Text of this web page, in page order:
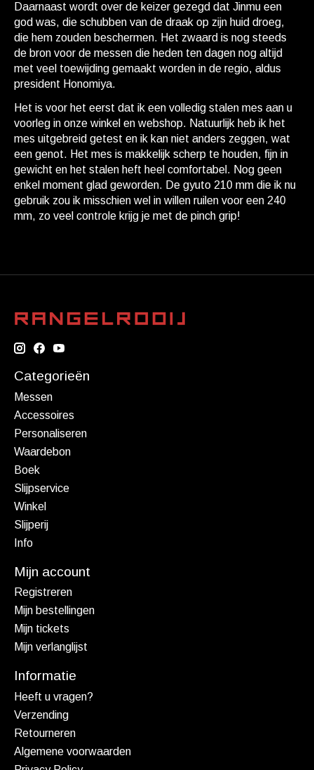
Daarnaast wordt over de keizer gezegd dat Jinmu een
god was, die schubben van de draak op zijn huid droeg,
die hem zouden beschermen. Het zwaard is nog steeds
de bron voor de messen die heden ten dagen nog altijd
met veel toewijding gemaakt worden in de regio, aldus
president Honomiya.
Het is voor het eerst dat ik een volledig stalen mes aan u
voorleg in onze winkel en webshop. Natuurlijk heb ik het
mes uitgebreid getest en ik kan niet anders zeggen, wat
een genot. Het mes is makkelijk scherp te houden, fijn in
gewicht en het stalen heft heel comfortabel. Nog geen
enkel moment glad geworden. De gyuto 210 mm die ik nu
gebruik zou ik misschien wel in willen ruilen voor een 240
mm, zo veel controle krijg je met de pinch grip!
Categorieën
Messen
Accessoires
Personaliseren
Waardebon
Boek
Slijpservice
Winkel
Slijperij
Info
Mijn account
Registreren
Mijn bestellingen
Mijn tickets
Mijn verlanglijst
Informatie
Heeft u vragen?
Verzending
Retourneren
Algemene voorwaarden